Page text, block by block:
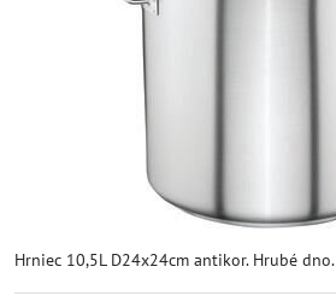
Hrniec 10,5L D24x24cm antikor. Hrubé dno.